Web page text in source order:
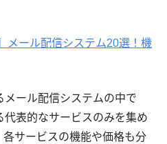
メール配信システム20選！機
メール配信システムの中で
表的なサービスのみを集め
サービスの機能や価格も分